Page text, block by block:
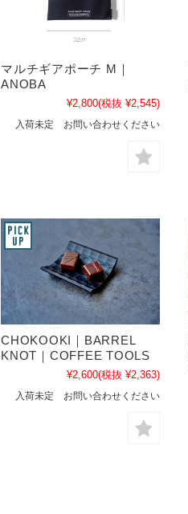
マルチギアポーチ M｜
ANOBA
¥2,800(税抜 ¥2,545)
入荷未定 お問い合わせください
CHOKOOKI｜BARREL
KNOT｜COFFEE TOOLS
¥2,600(税抜 ¥2,363)
入荷未定 お問い合わせください